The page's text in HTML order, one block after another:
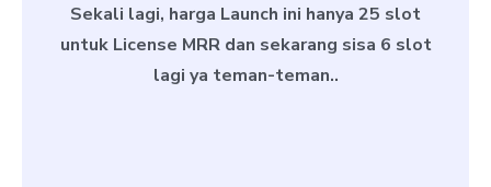
Sekali lagi, harga Launch ini hanya 25 slot
untuk License MRR dan sekarang sisa 6 slot
lagi ya teman-teman..